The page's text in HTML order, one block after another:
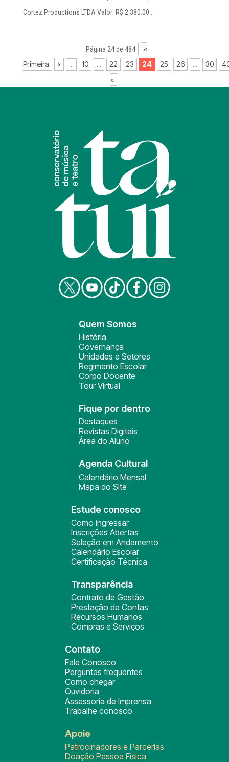
Cortez Productions LTDA Valor: R$ 2.380.00...
Página 24 de 484
«
Primeira
« 10 22 23 24 25 26 30
»
Quem Somos
História
Governança
Unidades e Setores
Regimento Escolar
Corpo Docente
Tour Virtual
Fique por dentro
Destaques
Revistas Digitais
Área do Aluno
Agenda Cultural
Calendário Mensal
Mapa do Site
Estude conosco
Como ingressar
Inscrições Abertas
Seleção em Andamento
Calendário Escolar
Certificação Técnica
Transparência
Contrato de Gestão
Prestação de Contas
Recursos Humanos
Compras e Serviços
Contato
Fale Conosco
Perguntas frequentes
Como chegar
Ouvidoria
Assessoria de Imprensa
Trabalhe conosco
Apoie
Patrocinadores e Parcerias
Doação Pessoa Física